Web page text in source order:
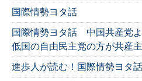
国際情勢ヨタ話
国際情勢ヨタ話 中国共産党
低国の自由民主党の方が共産
進歩人が読む！国際情勢ヨタ